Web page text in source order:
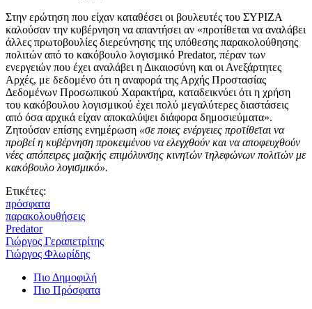
Στην ερώτηση που είχαν καταθέσει οι βουλευτές του ΣΥΡΙΖΑ
καλούσαν την κυβέρνηση να απαντήσει αν «προτίθεται να αναλάβει
άλλες πρωτοβουλίες διερεύνησης της υπόθεσης παρακολούθησης
πολιτών από το κακόβουλο λογισμικό Predator, πέραν των
ενεργειών που έχει αναλάβει η Δικαιοσύνη και οι Ανεξάρτητες
Αρχές, με δεδομένο ότι η αναφορά της Αρχής Προστασίας
Δεδομένων Προσωπικού Χαρακτήρα, καταδεικνύει ότι η χρήση
του κακόβουλου λογισμικού έχει πολύ μεγαλύτερες διαστάσεις
από όσα αρχικά είχαν αποκαλύψει διάφορα δημοσιεύματα».
Ζητούσαν επίσης ενημέρωση «σε ποιες ενέργειες προτίθεται να
προβεί η κυβέρνηση προκειμένου να ελεγχθούν και να αποφευχθούν
νέες απόπειρες μαζικής επιμόλυνσης κινητών τηλεφώνων πολιτών με
κακόβουλο λογισμικό».
Ετικέτες:
πρόσφατα
παρακολουθήσεις
Predator
Γιώργος Γεραπετρίτης
Γιώργος Φλωρίδης
Πιο Δημοφιλή
Πιο Πρόσφατα